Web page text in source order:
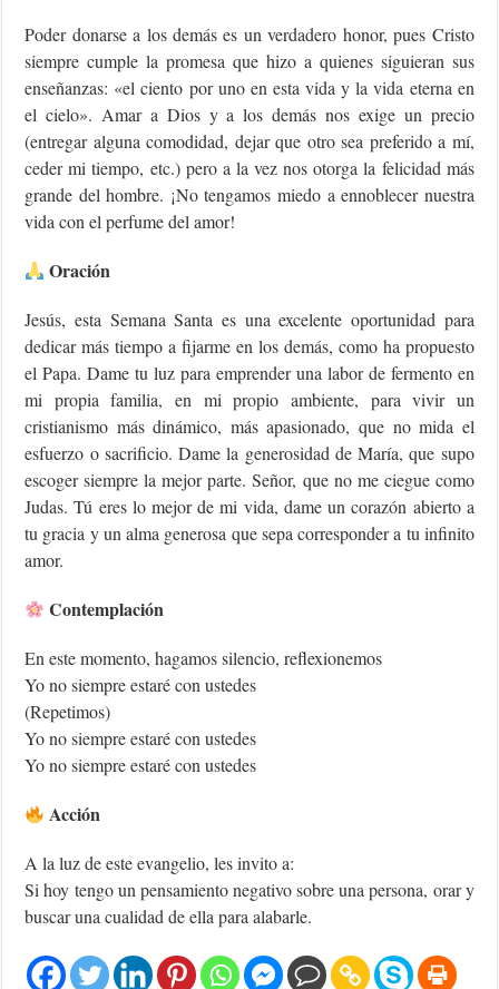
Poder donarse a los demás es un verdadero honor, pues Cristo
siempre cumple la promesa que hizo a quienes siguieran sus
enseñanzas: «el ciento por uno en esta vida y la vida eterna en
el cielo». Amar a Dios y a los demás nos exige un precio
(entregar alguna comodidad, dejar que otro sea preferido a mí,
ceder mi tiempo, etc.) pero a la vez nos otorga la felicidad más
grande del hombre. ¡No tengamos miedo a ennoblecer nuestra
vida con el perfume del amor!
Oración
Jesús, esta Semana Santa es una excelente oportunidad para
dedicar más tiempo a fijarme en los demás, como ha propuesto
el Papa. Dame tu luz para emprender una labor de fermento en
mi propia familia, en mi propio ambiente, para vivir un
cristianismo más dinámico, más apasionado, que no mida el
esfuerzo o sacrificio. Dame la generosidad de María, que supo
escoger siempre la mejor parte. Señor, que no me ciegue como
Judas. Tú eres lo mejor de mi vida, dame un corazón abierto a
tu gracia y un alma generosa que sepa corresponder a tu infinito
amor.
Contemplación
En este momento, hagamos silencio, reflexionemos
Yo no siempre estaré con ustedes
(Repetimos)
Yo no siempre estaré con ustedes
Yo no siempre estaré con ustedes
Acción
A la luz de este evangelio, les invito a:
Si hoy tengo un pensamiento negativo sobre una persona, orar y
buscar una cualidad de ella para alabarle.